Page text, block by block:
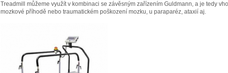
Treadmill můžeme využít v kombinaci se závěsným zařízením Guldmann, a je tedy
mozkové příhodě nebo traumatickém poškození mozku, u paraparéz, ataxií aj.